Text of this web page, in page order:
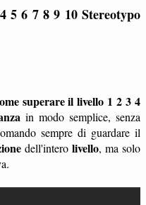
5 6 7 8 9 10 Stereotypo
superare il livello 1 2 3 4
in modo semplice, senza
sempre di guardare il
dell'intero livello, ma solo